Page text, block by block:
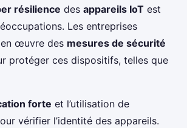
résilience des appareils IoT est
Les entreprises
œuvre des mesures de sécurité
protéger ces dispositifs, telles que
forte et l’utilisation de
vérifier l’identité des appareils.